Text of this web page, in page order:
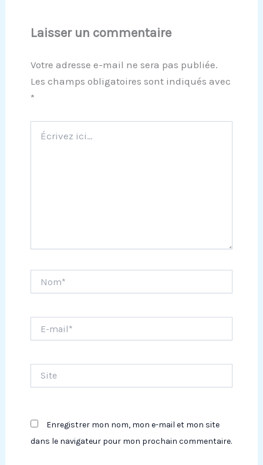
Laisser un commentaire
Votre adresse e-mail ne sera pas publiée.
Les champs obligatoires sont indiqués avec
*
ici…
mail*
Enregistrer mon nom, mon e-mail et mon site
dans le navigateur pour mon prochain commentaire.